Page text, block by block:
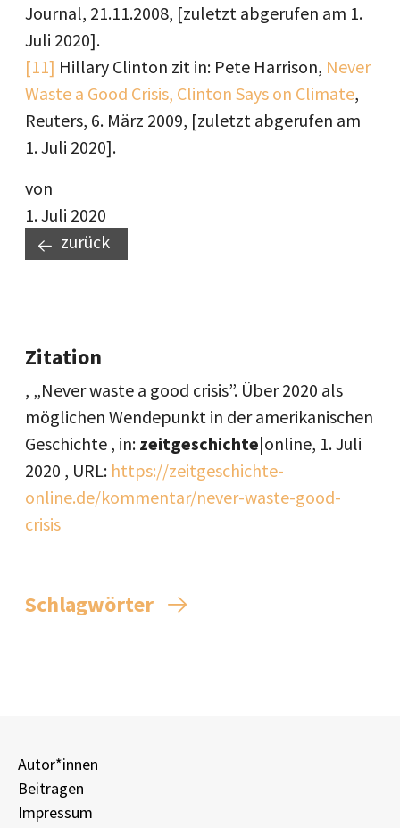
Journal, 21.11.2008, [zuletzt abgerufen am 1.
Juli 2020].
[11] Hillary Clinton zit in: Pete Harrison, Never
Waste a Good Crisis, Clinton Says on Climate,
Reuters, 6. März 2009, [zuletzt abgerufen am
1. Juli 2020].
von
1. Juli 2020
zurück
Zitation
, „Never waste a good crisis”. Über 2020 als
möglichen Wendepunkt in der amerikanischen
Geschichte , in: zeitgeschichte|online, 1. Juli
2020 , URL: https://zeitgeschichte-
online.de/kommentar/never-waste-good-
crisis
Schlagwörter
Autor*innen
Beitragen
Impressum